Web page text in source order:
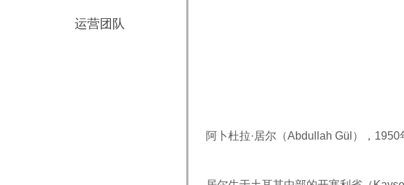
运营团队
阿卜杜拉·居尔（Abdullah Gül）， 1950